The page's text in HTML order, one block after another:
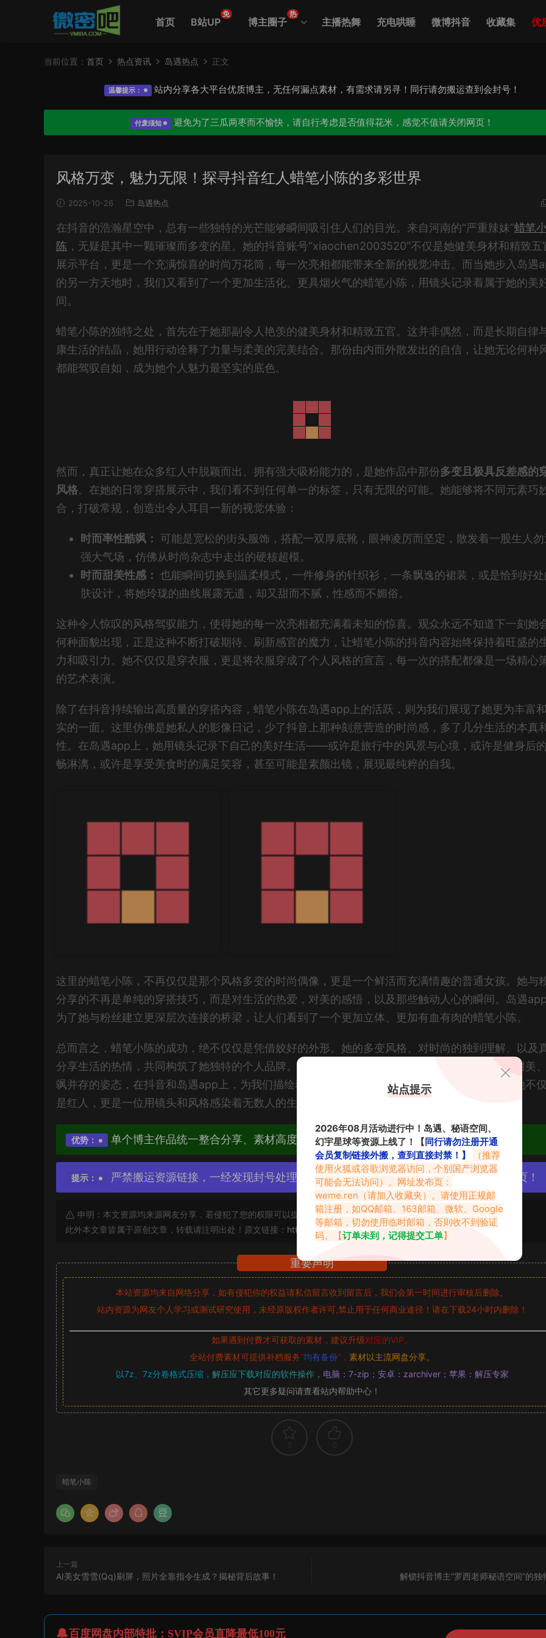
首页 B站UP
免
博主圈子
热
主播热舞 充电哄睡 微博抖音 收藏集 优
当前位置： 首页 热点资讯 岛遇热点 正文
温馨提示： 站内分享各大平台优质博主，无任何漏点素材，有需求请另寻！同行请勿搬运查到会封号！
付废须知 避免为了三瓜两枣而不愉快，请自行考虑是否值得花米，感觉不值请关闭网页！
风格万变，魅力无限！探寻抖音红人蜡笔小陈的多彩世界
2025-10-26 岛遇热点
在抖音的浩瀚星空中，总有一些独特的光芒能够瞬间吸引住人们的目光。来自河南的“严重辣妹”蜡笔
陈 ，无疑是其中一颗璀璨而多变的星。她的抖音账号“xiaochen2003520”不仅是她健美身材和精致五
展示平台，更是一个充满惊喜的时尚万花筒，每一次亮相都能带来全新的视觉冲击。而当她步入岛遇
的另一方天地时，我们又看到了一个更加生活化、更具烟火气的蜡笔小陈，用镜头记录着属于她的美
间。
蜡笔小陈的独特之处，首先在于她那副令人艳羡的健美身材和精致五官。这并非偶然，而是长期自律
康生活的结晶，她用行动诠释了力量与柔美的完美结合。那份由内而外散发出的自信，让她无论何种
都能驾驭自如，成为她个人魅力最坚实的底色。
然而，真正让她在众多红人中脱颖而出、拥有强大吸粉能力的，是她作品中那份多变且极具反差感的
风格。在她的日常穿搭展示中，我们看不到任何单一的标签，只有无限的可能。她能够将不同元素巧
合，打破常规，创造出令人耳目一新的视觉体验：
时而率性酷飒： 可能是宽松的街头服饰，搭配一双厚底靴，眼神凌厉而坚定，散发着一股生人
强大气场，仿佛从时尚杂志中走出的硬核超模。
时而甜美性感： 也能瞬间切换到温柔模式，一件修身的针织衫，一条飘逸的裙装，或是恰到好
肤设计，将她玲珑的曲线展露无遗，却又甜而不腻，性感而不媚俗。
这种令人惊叹的风格驾驭能力，使得她的每一次亮相都充满着未知的惊喜。观众永远不知道下一刻她
何种面貌出现，正是这种不断打破期待、刷新感官的魔力，让蜡笔小陈的抖音内容始终保持着旺盛的
力和吸引力。她不仅仅是穿衣服，更是将衣服穿成了个人风格的宣言，每一次的搭配都像是一场精心
的艺术表演。
除了在抖音持续输出高质量的穿搭内容，蜡笔小陈在岛遇app上的活跃，则为我们展现了她更为丰富
实的一面。这里仿佛是她私人的影像日记，少了抖音上那种刻意营造的时尚感，多了几分生活的本真
性。在岛遇app上，她用镜头记录下自己的美好生活——或许是旅行中的风景与心境，或许是健身后
畅淋漓，或许是享受美食时的满足笑容，甚至可能是素颜出镜，展现最纯粹的自我。
这里的蜡笔小陈，不再仅仅是那个风格多变的时尚偶像，更是一个鲜活而充满情趣的普通女孩。她与
分享的不再是单纯的穿搭技巧，而是对生活的热爱，对美的感悟，以及那些触动人心的瞬间。岛遇
为了她与粉丝建立更深层次连接的桥梁，让人们看到了一个更加立体、更加有血有肉的蜡笔小陈。
总而言之，蜡笔小陈的成功，绝不仅仅是凭借姣好的外形。她的多变风格、对时尚的独到理解、以及
分享生活的热情，共同构筑了她独特的个人品牌。从河南走出的这位“严重辣妹”，正以她率性、甜美
飒并存的姿态，在抖音和岛遇app上，为我们描绘着一个充满活力、敢于表达自我的精彩世界。她不
是红人，更是一位用镜头和风格感染着无数人的生活艺术家。
优势： 单个博主作品统一整合分享、素材高度去重复、逐一归档方便收藏！
提示： 严禁搬运资源链接，一经发现封号处理，素材资源无露点、需求请绕道，关闭本站网页！
申明：本文资源均来源网友分享，若侵犯了您的权限可以提交工单处理。
此外本文章皆属于原创文章，转载请注明出处！原文链接： https://www.abcjyw.com/17471.html
重要声明
本站资源均来自网络分享，如有侵犯你的权益请私信留言收到留言后，我们会第一时间进行审核后删除。
站内资源为网友个人学习或测试研究使用，未经原版权作者许可,禁止用于任何商业途径！请在下载24小时内删除！
如果遇到付费才可获取的素材，建议升级对应的VIP。
全站付费素材可提供补档服务“均有备份”， 素材以主流网盘分享。
以7z、7z分卷格式压缩， 解压应下载对应的软件操作， 电脑：7-zip；安卓：zarchiver；苹果：解压专家
其它更多疑问请查看站内帮助中心！
蜡笔小陈
上一篇
AI美女雪雪(Qq)刷屏，照片全靠指令生成？揭秘背后故事！ 解锁抖音博主“罗西老师秘语空间”的独
百度网盘内部特批：SVIP会员直降最低100元
站点提示
2026年08月活动进行中！岛遇、秘语空间、
幻宇星球等资源上线了！【 同行请勿注册开通
会员复制链接外搬，查到直接封禁！】
（推荐
使用火狐或谷歌浏览器访问，个别国产浏览器
可能会无法访问）。网址发布页：
weme.ren （请加入收藏夹）。请使用正规邮
箱注册，如QQ邮箱、163邮箱、微软、Google
等邮箱，切勿使用临时邮箱，否则收不到验证
码。【订单未到，记得提交工单】